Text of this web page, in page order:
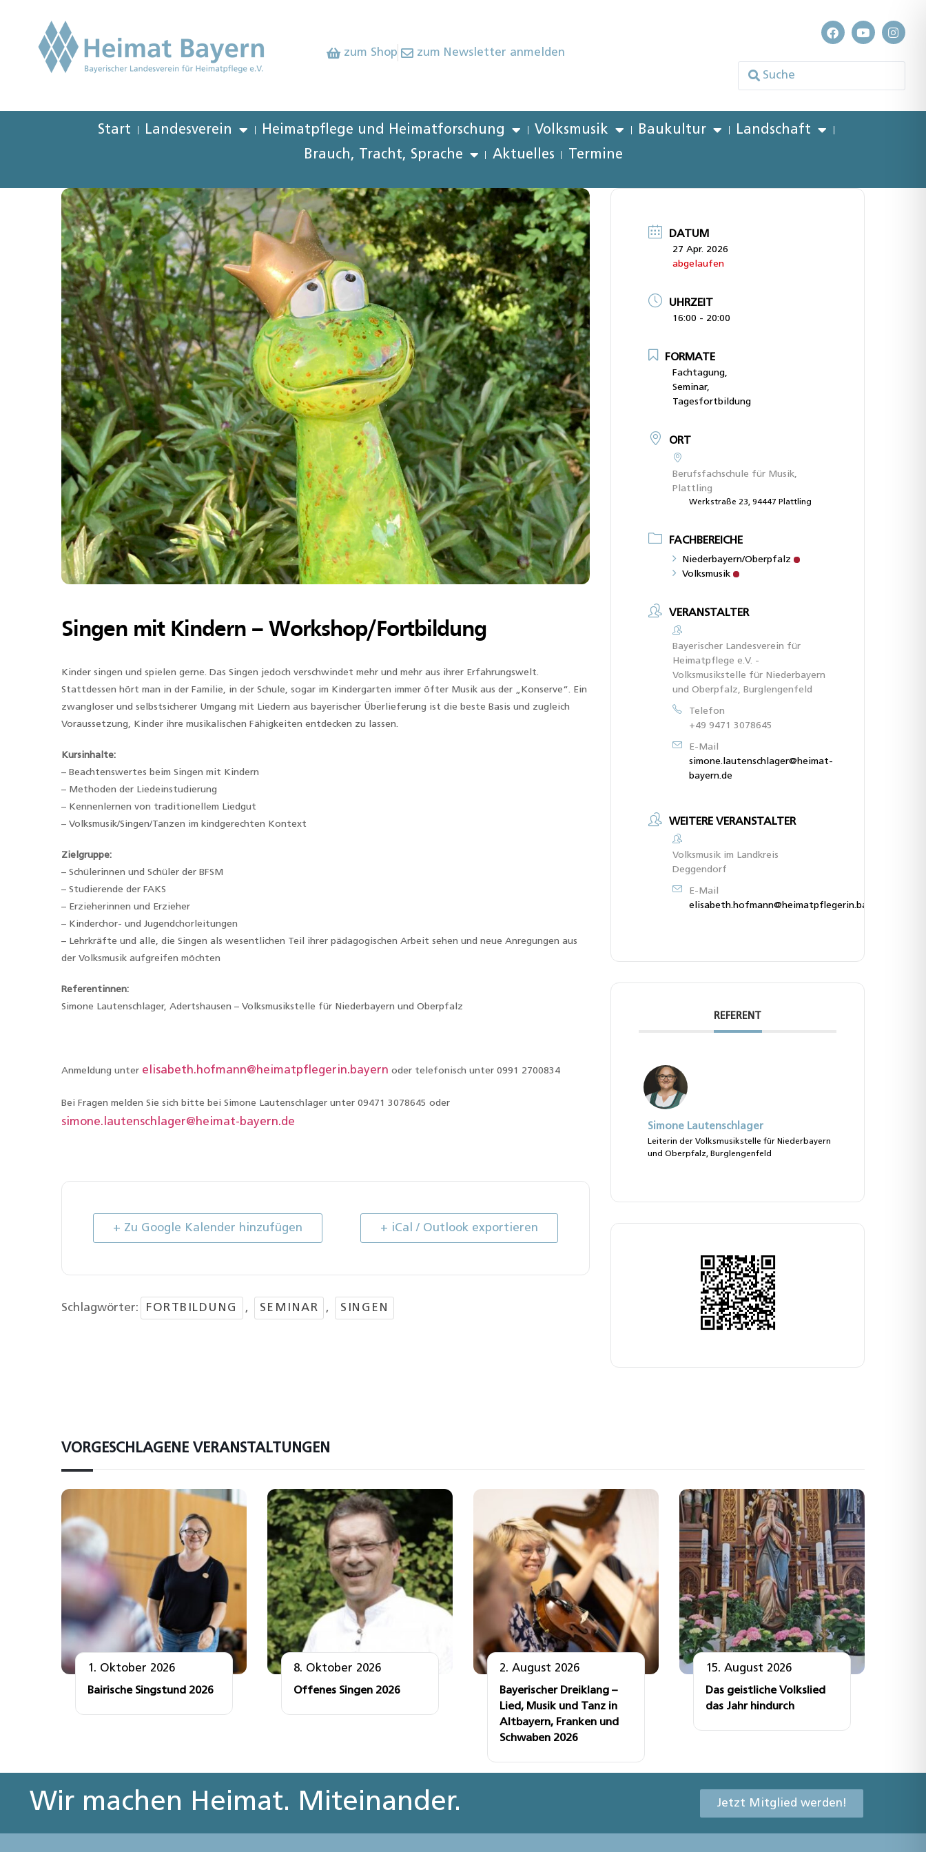
zum Shop zum Newsletter anmelden
Start Landesverein Heimatpflege und Heimatforschung Volksmusik Baukultur
Landschaft
Brauch, Tracht, Sprache
Aktuelles Termine
Singen mit Kindern – Workshop/Fortbildung
Kinder singen und spielen gerne. Das Singen jedoch verschwindet mehr und mehr aus ihrer Erfahrungswelt.
Stattdessen hört man in der Familie, in der Schule, sogar im Kindergarten immer öfter Musik aus der „Konserve“. Ein
zwangloser und selbstsicherer Umgang mit Liedern aus bayerischer Überlieferung ist die beste Basis und zugleich
Voraussetzung, Kinder ihre musikalischen Fähigkeiten entdecken zu lassen.
Kursinhalte:
– Beachtenswertes beim Singen mit Kindern
– Methoden der Liedeinstudierung
– Kennenlernen von traditionellem Liedgut
– Volksmusik/Singen/Tanzen im kindgerechten Kontext
Zielgruppe:
– Schülerinnen und Schüler der BFSM
– Studierende der FAKS
– Erzieherinnen und Erzieher
– Kinderchor- und Jugendchorleitungen
– Lehrkräfte und alle, die Singen als wesentlichen Teil ihrer pädagogischen Arbeit sehen und neue Anregungen aus
der Volksmusik aufgreifen möchten
Referentinnen:
Simone Lautenschlager, Adertshausen – Volksmusikstelle für Niederbayern und Oberpfalz
Anmeldung unter elisabeth.hofmann@heimatpflegerin.bayern oder telefonisch unter 0991 2700834
Bei Fragen melden Sie sich bitte bei Simone Lautenschlager unter 09471 3078645 oder
simone.lautenschlager@heimat-bayern.de
+ Zu Google Kalender hinzufügen + iCal / Outlook exportieren
Schlagwörter: FORTBILDUNG , SEMINAR , SINGEN
DATUM
27 Apr. 2026
abgelaufen
UHRZEIT
16:00 - 20:00
FORMATE
Fachtagung,
Seminar,
Tagesfortbildung
ORT
Berufsfachschule für Musik,
Plattling
Werkstraße 23, 94447 Plattling
FACHBEREICHE
Niederbayern/Oberpfalz
Volksmusik
VERANSTALTER
Bayerischer Landesverein für
Heimatpflege e.V. -
Volksmusikstelle für Niederbayern
und Oberpfalz, Burglengenfeld
Telefon
+49 9471 3078645
E-Mail
simone.lautenschlager@heimat-
bayern.de
WEITERE VERANSTALTER
Volksmusik im Landkreis
Deggendorf
E-Mail
elisabeth.hofmann@heimatpflegerin.bayern
REFERENT
Simone Lautenschlager
Leiterin der Volksmusikstelle für Niederbayern
und Oberpfalz, Burglengenfeld
VORGESCHLAGENE VERANSTALTUNGEN
1. Oktober 2026
Bairische Singstund 2026
8. Oktober 2026
Offenes Singen 2026
2. August 2026
Bayerischer Dreiklang –
Lied, Musik und Tanz in
Altbayern, Franken und
Schwaben 2026
15. August 2026
Das geistliche Volkslied
das Jahr hindurch
Wir machen Heimat. Miteinander. Jetzt Mitglied werden!